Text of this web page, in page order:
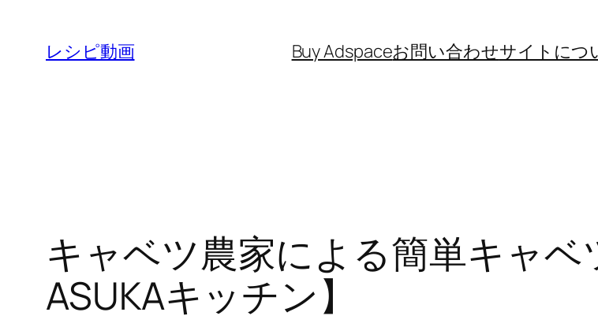
レシピ動画 Buy Adspaceお問い合わせサイトにつ
キャベツ農家による簡単キャ
ASUKAキッチン】